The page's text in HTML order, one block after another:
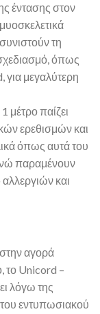
έντασης στον
τη
όπως
για μεγαλύτερη
μέτρο παίζει
ερεθισμών και
όπως αυτά του
παραμένουν
και
αγορά
το Unicord –
λόγω της
εντυπωσιακού